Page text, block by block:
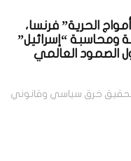
الحرية” فرنسا،
ومحاسبة “إسرائيل”
الصمود العالمي
تحقيق خرق سياسي وقانوني